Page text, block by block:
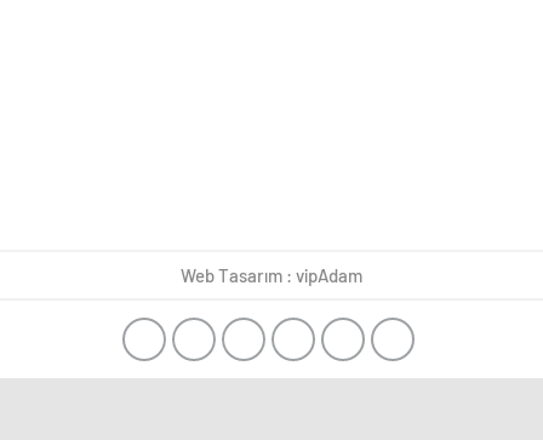
Web Tasarım : vipAdam